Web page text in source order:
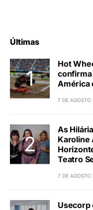
Últimas
Hot
América
7 DE AGOSTO
As
Karoline
Teatro
7 DE AGOSTO
Usecorp